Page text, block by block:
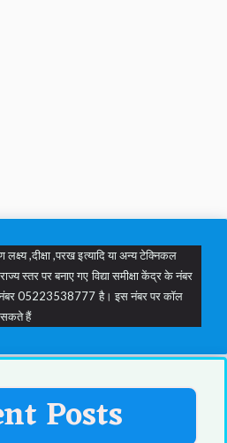
,दीक्षा ,परख इत्यादि या अन्य टेक्निकल
स्तर पर बनाए गए विद्या समीक्षा केंद्र के नंबर
05223538777 है। इस नंबर पर कॉल
सकते हैं
Posts